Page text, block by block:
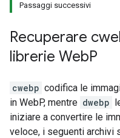
Passaggi successivi
Recuperare
librerie WebP
cwebp codifica le
in WebP, mentre dwebp
iniziare a convertire le
veloce, i seguenti archivi